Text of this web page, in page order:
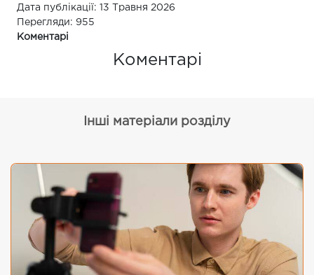
Дата публікації: 13 Травня 2026
Перегляди: 955
Коментарі
Коментарі
Інші матеріали розділу